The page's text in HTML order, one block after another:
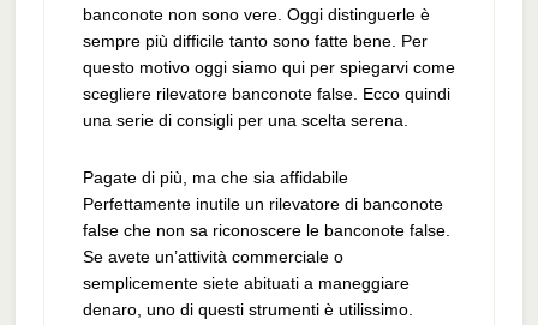
banconote non sono vere. Oggi distinguerle è
sempre più difficile tanto sono fatte bene. Per
questo motivo oggi siamo qui per spiegarvi come
scegliere rilevatore banconote false. Ecco quindi
una serie di consigli per una scelta serena.
Pagate di più, ma che sia affidabile
Perfettamente inutile un rilevatore di banconote
false che non sa riconoscere le banconote false.
Se avete un’attività commerciale o
semplicemente siete abituati a maneggiare
denaro, uno di questi strumenti è utilissimo.